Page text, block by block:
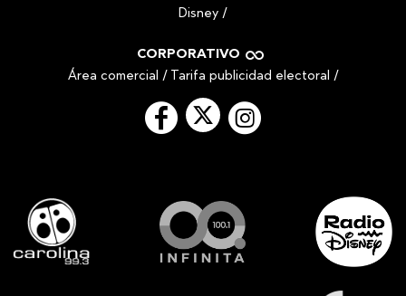
Disney /
CORPORATIVO
Área comercial / Tarifa publicidad electoral /